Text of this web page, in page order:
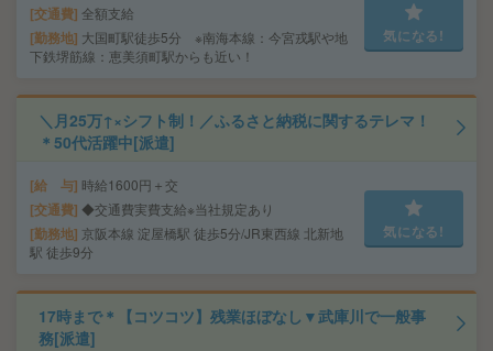
交通費 全額支給
勤務地 大国町駅徒歩5分 ※南海本線：今宮戎駅や地
下鉄堺筋線：恵美須町駅からも近い！
気になる!
＼月25万↑×シフト制！／ふるさと納税に関するテレマ！
＊50代活躍中[派遣]
給 与 時給1600円＋交
交通費 ◆交通費実費支給※当社規定あり
勤務地 京阪本線 淀屋橋駅 徒歩5分/JR東西線 北新地
駅 徒歩9分
気になる!
17時まで＊【コツコツ】残業ほぼなし▼武庫川で一般事
務[派遣]